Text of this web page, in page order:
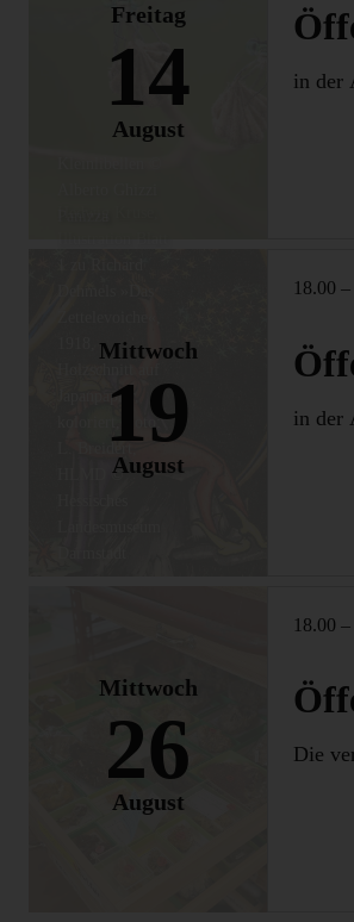
Freitag
14
August
in der
Mittwoch
19
August
Japanpapier,
koloriert, Foto:
HLMD ©
18.00
in der
Mittwoch
26
August
18.00
Die